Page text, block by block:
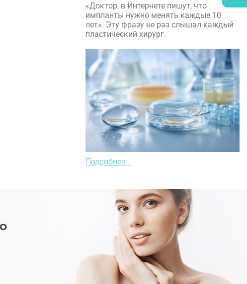
«Доктор, в Интернете пишут, что
импланты нужно менять каждые 10
лет». Эту фразу не раз слышал каждый
пластический хирург.
Подробнее...